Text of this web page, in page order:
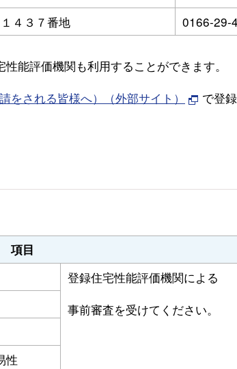
４３７番地 0166-29-
能評価機関も利用することができます。
される皆様へ）（外部サイト）
で登
項目
登録住宅性能評価機関による
事前審査を受けてください。
性